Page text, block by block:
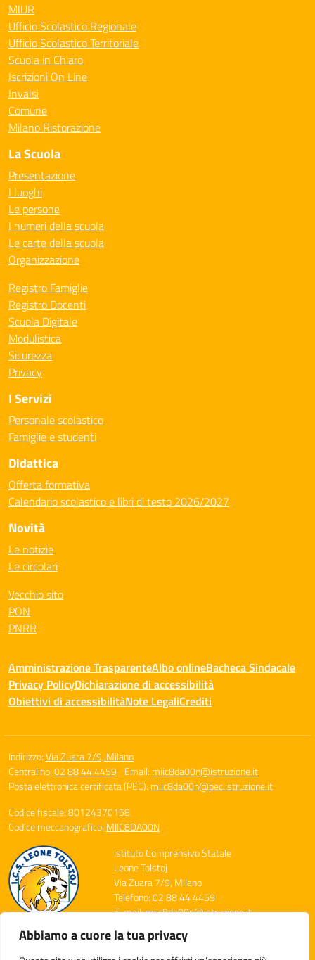
Abbiamo a cuore la tua privacy
MIUR
Ufficio Scolastico Regionale
Ufficio Scolastico Territoriale
Scuola in Chiaro
Iscrizioni On Line
Invalsi
Comune
Milano Ristorazione
La Scuola
Presentazione
I luoghi
Le persone
I numeri della scuola
Le carte della scuola
Organizzazione
Registro Famiglie
Registro Docenti
Scuola Digitale
Modulistica
Sicurezza
Privacy
I Servizi
Personale scolastico
Famiglie e studenti
Didattica
Offerta formativa
Calendario scolastico e libri di testo 2026/2027
Novità
Le notizie
Le circolari
Vecchio sito
PON
PNRR
Amministrazione TrasparenteAlbo onlineBacheca Sindacale
Privacy PolicyDichiarazione di accessibilità
Obiettivi di accessibilitàNote LegaliCrediti
Indirizzo:Via Zuara 7/9, Milano
Centralino:02 88 44 4459 Email: miic8da00n@istruzione.it
Posta elettronica certificata (PEC): miic8da00n@pec.istruzione.it
Codice fiscale: 80124370158
Codice meccanografico: MIIC8DA00N
Istituto Comprensivo Statale
Leone Tolstoj
Via Zuara 7/9, Milano
Telefono: 02 88 44 4459
E-mail: miic8da00n@istruzione.it
Codice Meccanografico: MIIC8DA00N
Codice Fiscale: 80124370158